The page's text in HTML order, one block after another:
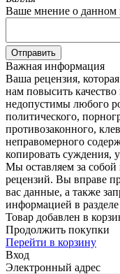
Ваше мнение о данном
Отправить
Важная информация
Ваша рецензия,
нам повысить
недопустимы любого
политического,
противозаконного,
неправомерного
копировать суждения,
Мы оставляем за собой
рецензий. Вы вправе
вас данные, а также
информацией в
Товар добавлен в
Продолжить покупки
Перейти в корзину
Вход
Электронный адрес